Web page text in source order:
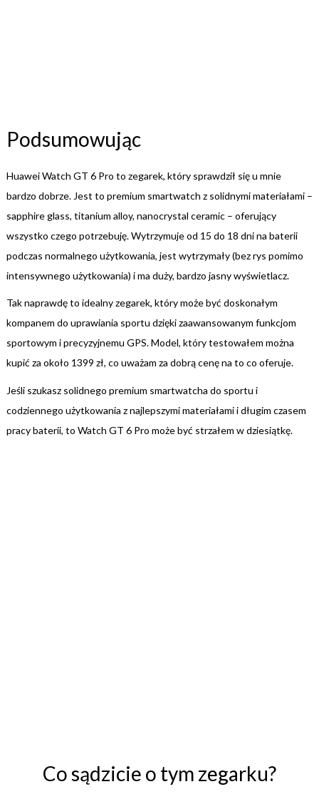
Podsumowując
Huawei Watch GT 6 Pro to zegarek, który sprawdził się u mnie
bardzo dobrze. Jest to premium smartwatch z solidnymi materiałami –
sapphire glass, titanium alloy, nanocrystal ceramic – oferujący
wszystko czego potrzebuję. Wytrzymuje od 15 do 18 dni na baterii
podczas normalnego użytkowania, jest wytrzymały (bez rys pomimo
intensywnego użytkowania) i ma duży, bardzo jasny wyświetlacz.
Tak naprawdę to idealny zegarek, który może być doskonałym
kompanem do uprawiania sportu dzięki zaawansowanym funkcjom
sportowym i precyzyjnemu GPS. Model, który testowałem można
kupić za około 1399 zł, co uważam za dobrą cenę na to co oferuje.
Jeśli szukasz solidnego premium smartwatcha do sportu i
codziennego użytkowania z najlepszymi materiałami i długim czasem
pracy baterii, to Watch GT 6 Pro może być strzałem w dziesiątkę.
Co sądzicie o tym zegarku?